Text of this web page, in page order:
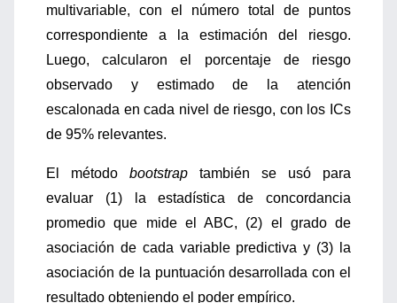
multivariable, con el número total de puntos
correspondiente a la estimación del riesgo.
Luego, calcularon el porcentaje de riesgo
observado y estimado de la atención
escalonada en cada nivel de riesgo, con los ICs
de 95% relevantes.
El método bootstrap también se usó para
evaluar (1) la estadística de concordancia
promedio que mide el ABC, (2) el grado de
asociación de cada variable predictiva y (3) la
asociación de la puntuación desarrollada con el
resultado obteniendo el poder empírico.